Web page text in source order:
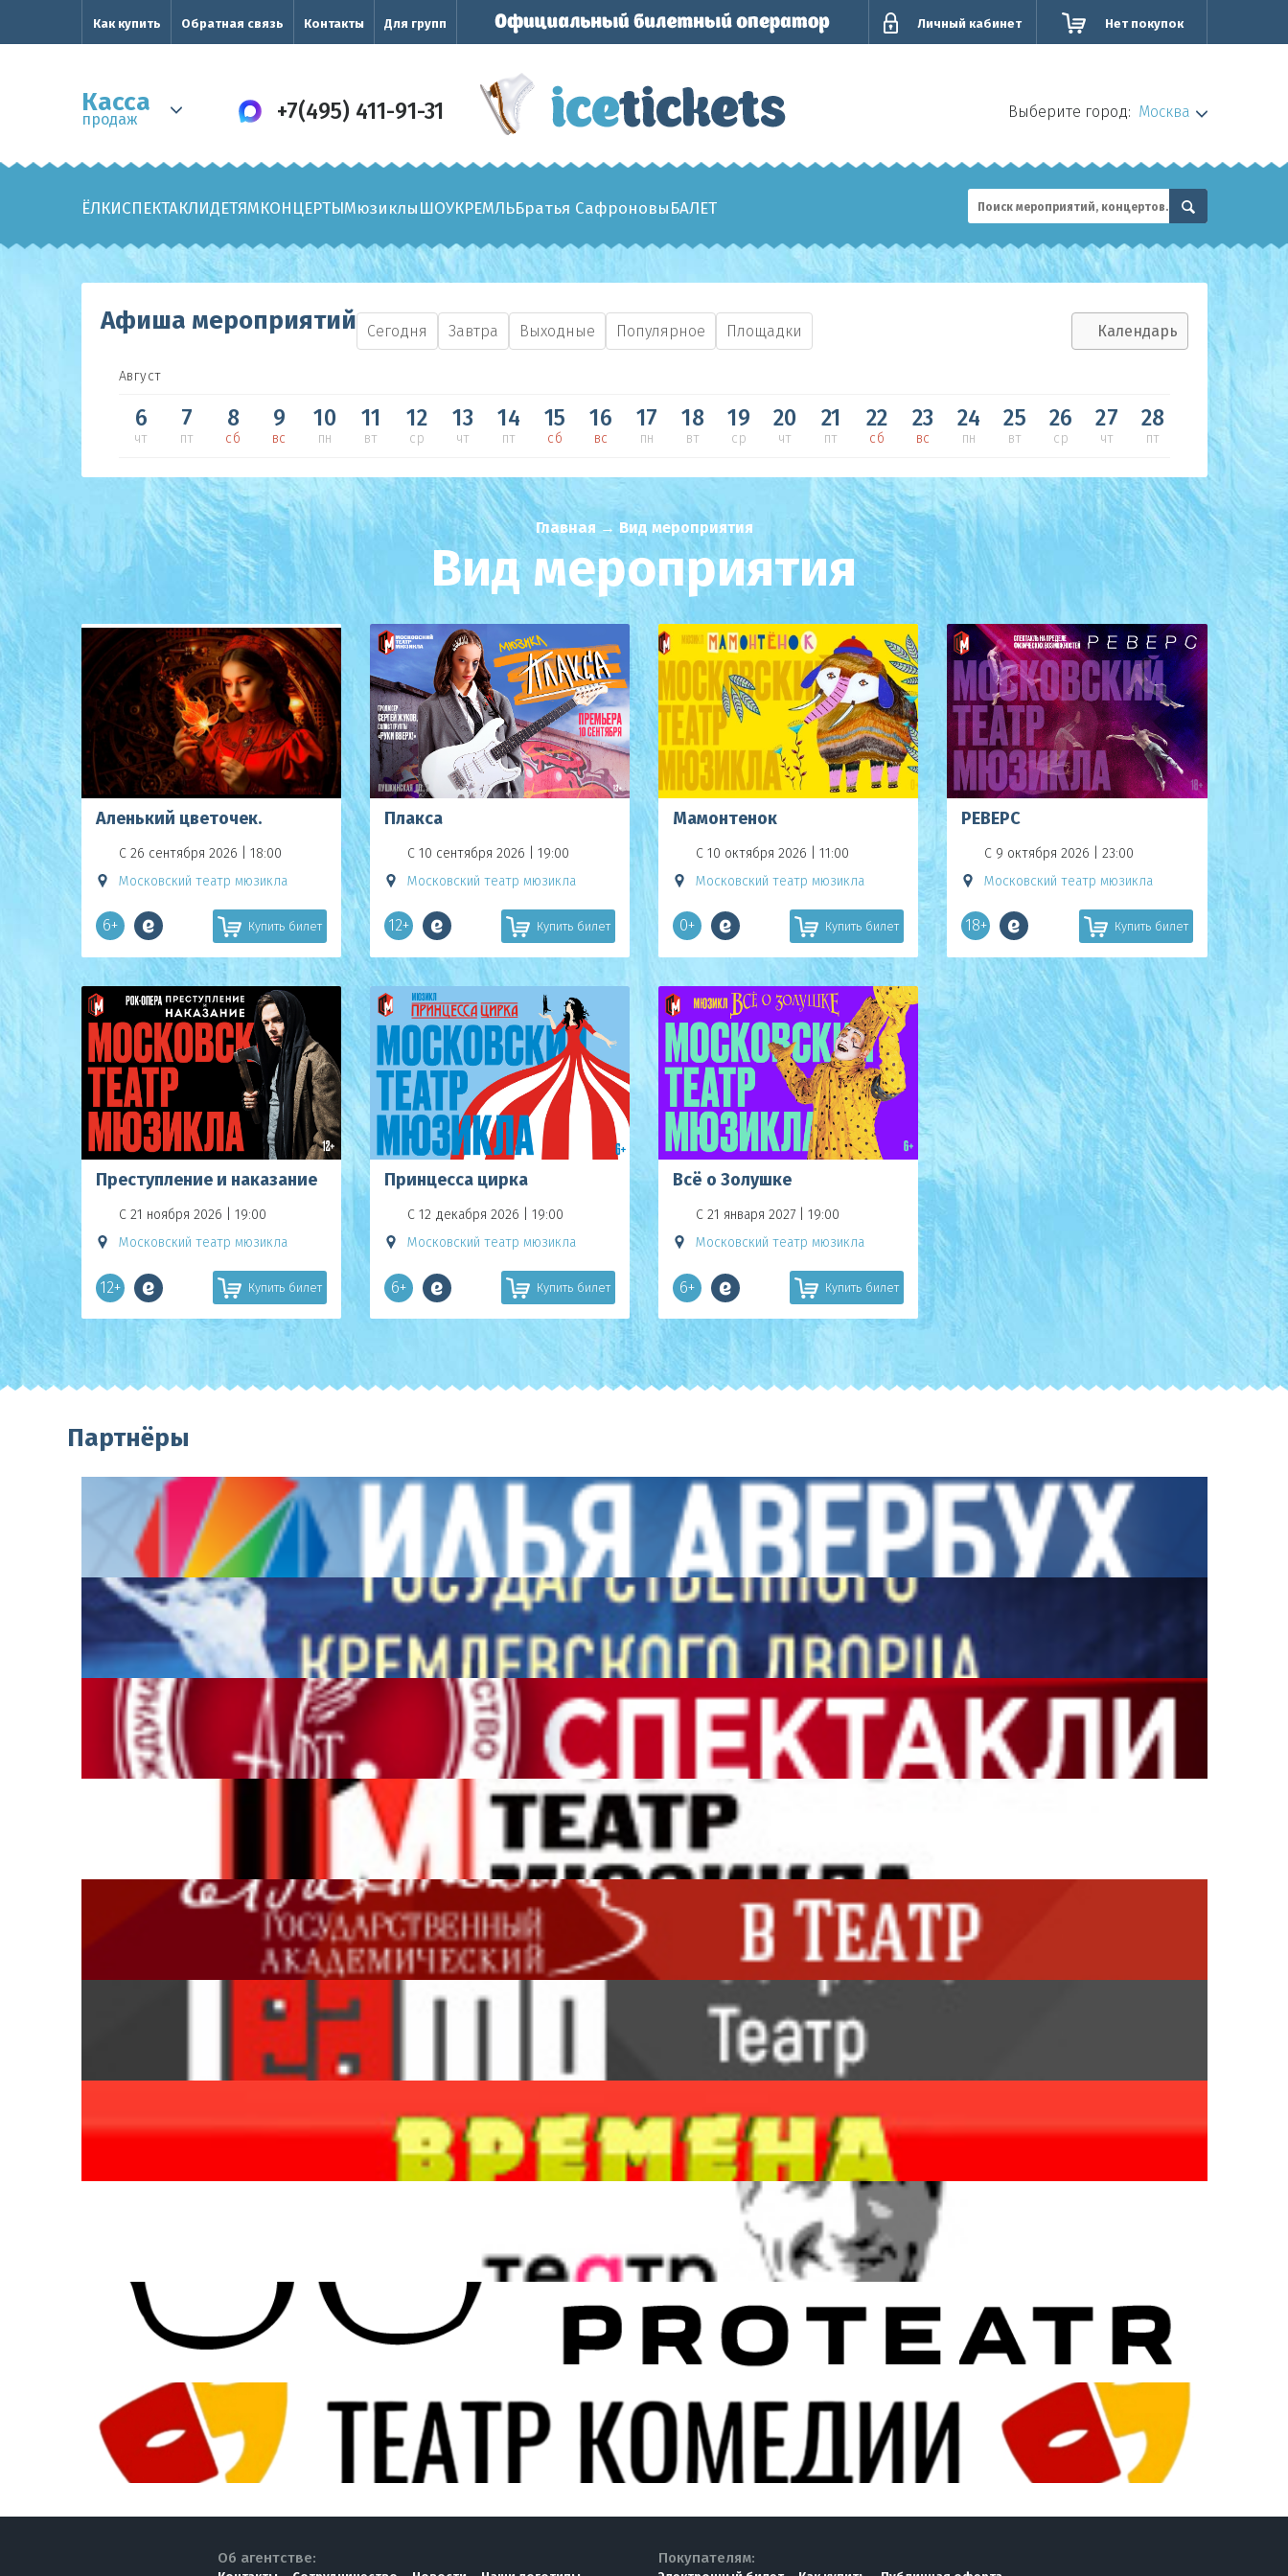
Как купить Обратная связь Контакты Для групп Личный кабинет Нет покупок
Касса
продаж +7(495) 411-91-31 Выберите город: Москва
ЁЛКИСПЕКТАКЛИДЕТЯМКОНЦЕРТЫМюзиклыШОУКРЕМЛЬБратья СафроновыБАЛЕТ
Афиша мероприятий Сегодня Завтра Выходные Популярное Площадки Календарь
Август
6
чт
7
пт
8
сб
9
вс
10
пн
11
вт
12
ср
13
чт
14
пт
15
сб
16
вс
17
пн
18
вт
19
ср
20
чт
21
пт
22
сб
23
вс
24
пн
25
вт
26
ср
27
чт
28
пт
30
Главная → Вид мероприятия
Вид мероприятия
Аленький цветочек.
С 26 сентября 2026 | 18:00
Московский театр мюзикла
6+ Купить билет
Плакса
С 10 сентября 2026 | 19:00
Московский театр мюзикла
12+ Купить билет
Мамонтенок
С 10 октября 2026 | 11:00
Московский театр мюзикла
0+ Купить билет
РЕВЕРС
С 9 октября 2026 | 23:00
Московский театр мюзикла
18+ Купить билет
Преступление и наказание
С 21 ноября 2026 | 19:00
Московский театр мюзикла
12+ Купить билет
Принцесса цирка
С 12 декабря 2026 | 19:00
Московский театр мюзикла
6+ Купить билет
Всё о Золушке
С 21 января 2027 | 19:00
Московский театр мюзикла
6+ Купить билет
Партнёры
Об агентстве: Покупателям: